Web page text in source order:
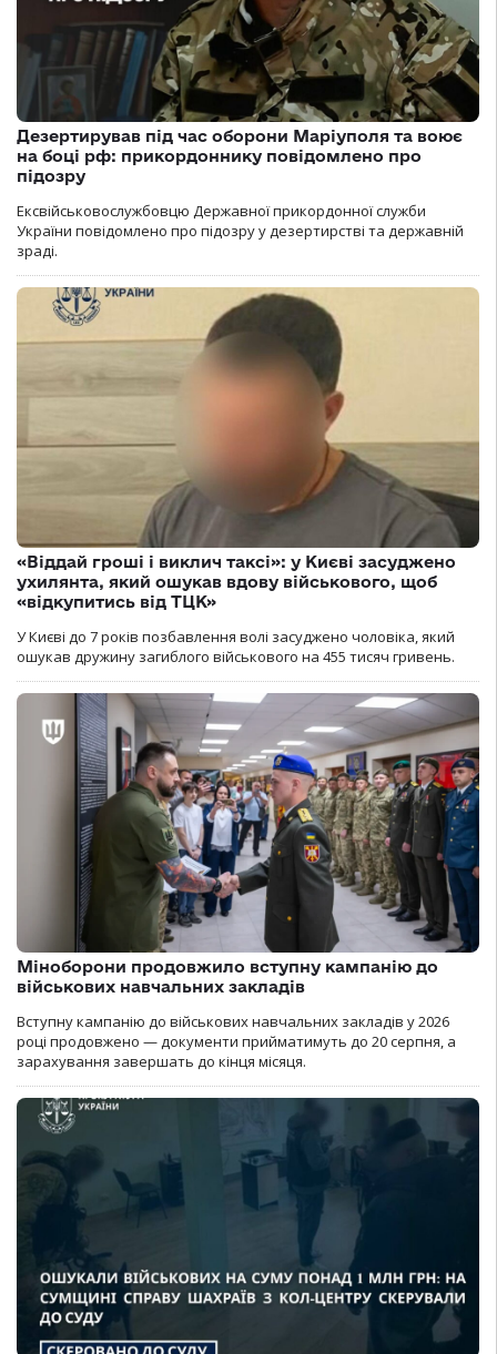
Дезертирував під час оборони Маріуполя та воює
на боці рф: прикордоннику повідомлено про
підозру
Ексвійськовослужбовцю Державної прикордонної служби
України повідомлено про підозру у дезертирстві та державній
зраді.
«Віддай гроші і виклич таксі»: у Києві засуджено
ухилянта, який ошукав вдову військового, щоб
«відкупитись від ТЦК»
У Києві до 7 років позбавлення волі засуджено чоловіка, який
ошукав дружину загиблого військового на 455 тисяч гривень.
Міноборони продовжило вступну кампанію до
військових навчальних закладів
Вступну кампанію до військових навчальних закладів у 2026
році продовжено — документи прийматимуть до 20 серпня, а
зарахування завершать до кінця місяця.